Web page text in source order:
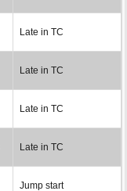
Late in TC
Late in TC
Late in TC
Late in TC
Jump start